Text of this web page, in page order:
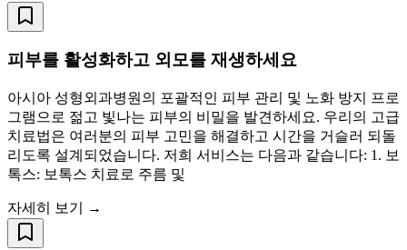
피부를 활성화하고 외모를 재생하세요
아시아 성형외과병원의 포괄적인 피부 관리 및 노화 방지 프로
그램으로 젊고 빛나는 피부의 비밀을 발견하세요. 우리의 고급
치료법은 여러분의 피부 고민을 해결하고 시간을 거슬러 되돌
리도록 설계되었습니다. 저희 서비스는 다음과 같습니다: 1. 보
톡스: 보톡스 치료로 주름 및
자세히 보기 →